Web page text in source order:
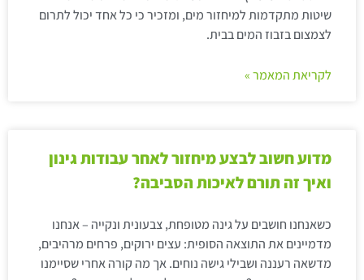
שיטות מתקדמות למיחזור מים, ומזכיר כי כל אחד יכול לתרום
לצמצום בזבוז המים בבית.
לקריאת המאמר »
מדוע חשוב לבצע מיחזור לאחר עבודות גינון
ואיך זה תורם לאיכות הסביבה?
כשאנחנו חושבים על גינה מטופחת, צבעונית ונקייה – אנחנו
מדמיינים את התוצאה הסופית: עצים ירוקים, פרחים מרהיבים,
מדשאה רעננה ושבילי גישה נוחים. אך מה קורה אחרי שסיימנו